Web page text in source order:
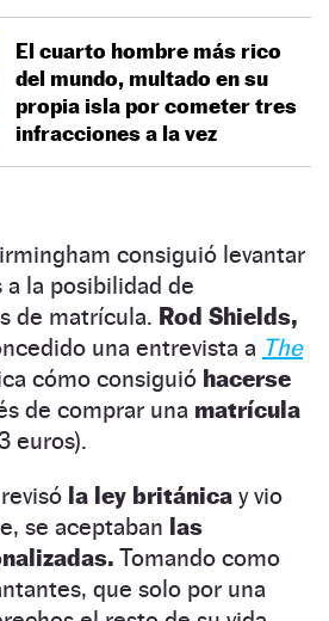
El cuarto hombre más rico
del mundo, multado en su
propia isla por cometer tres
infracciones a la vez
consiguió levantar
la posibilidad de
de matrícula. Rod Shields,
una entrevista a The
cómo consiguió hacerse
de comprar una matrícula
euros).
la ley británica y vio
se aceptaban las
Tomando como
que solo por una